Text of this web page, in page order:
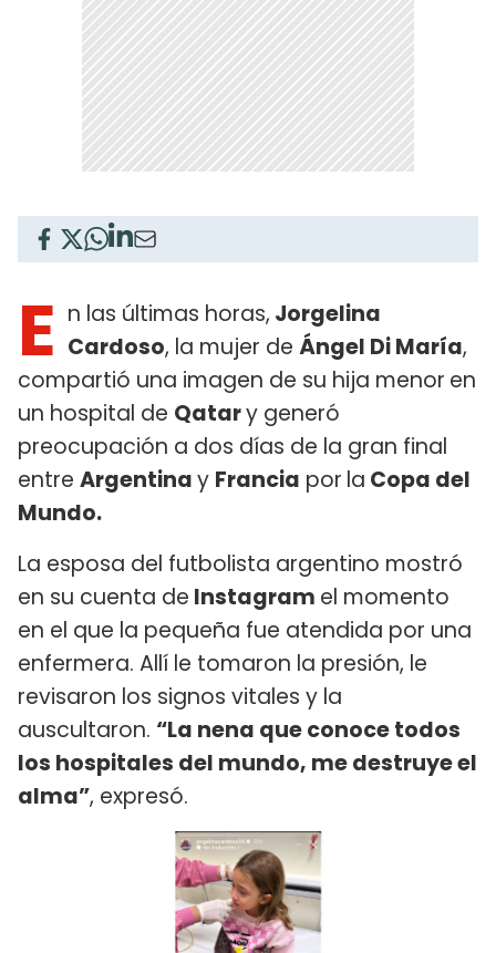
E n las últimas horas, Jorgelina
Cardoso, la mujer de Ángel Di María,
compartió una imagen de su hija menor en
un hospital de Qatary generó
preocupación a dos días de la gran final
entre Argentinay Francia por la Copa del
Mundo.
La esposa del futbolista argentino mostró
en su cuenta de Instagram el momento
en el que la pequeña fue atendida por una
enfermera. Allí le tomaron la presión, le
revisaron los signos vitales y la
auscultaron. “La nena que conoce todos
los hospitales del mundo, me destruye el
alma”, expresó.